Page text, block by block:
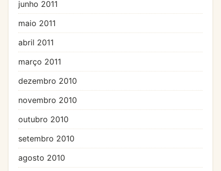
junho 2011
maio 2011
abril 2011
março 2011
dezembro 2010
novembro 2010
outubro 2010
setembro 2010
agosto 2010